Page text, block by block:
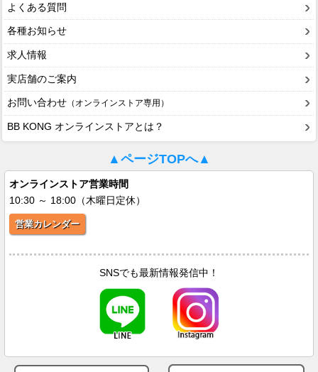
よくある質問
各種お知らせ
求人情報
実店舗のご案内
お問い合わせ （オンラインストア専用）
BB KONG オンラインストアとは？
▲ページTOPへ▲
オンラインストア営業時間
10:30 ～ 18:00（木曜日定休）
営業カレンダー
SNSでも最新情報発信中！